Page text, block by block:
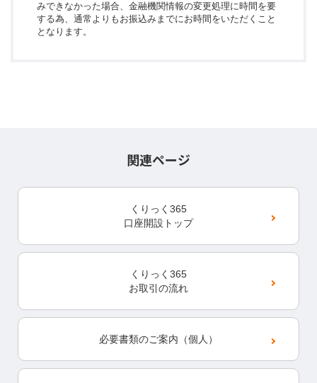
みできなかった場合、金融機関情報の変更処理に時間を要
する為、通常よりもお振込みまでにお時間をいただくこと
となります。
関連ページ
くりっく365
口座開設トップ
くりっく365
お取引の流れ
必要書類のご案内（個人）